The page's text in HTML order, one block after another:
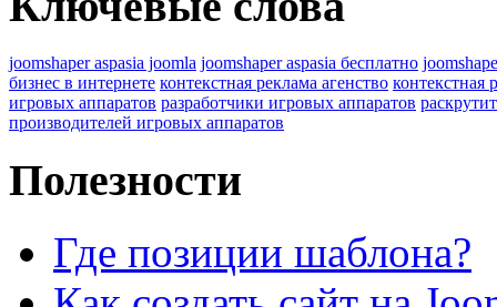
joomshaper aspasia joomla joomshaper aspasia бесплатно
бизнес в интернете контекстная реклама агенство контекстная
игровых аппаратов разработчики игровых аппаратов
производителей игровых аппаратов
Полезности
Где позиции шаблона?